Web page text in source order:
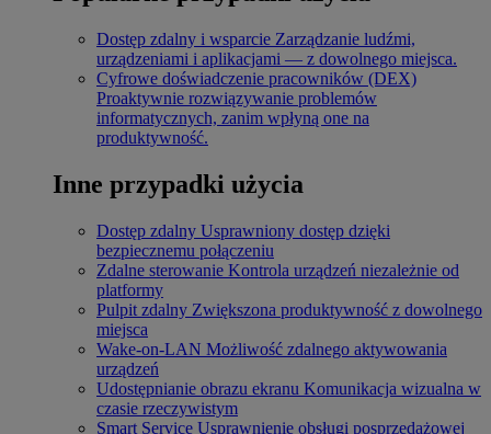
Dostęp zdalny i wsparcie Zarządzanie ludźmi,
urządzeniami i aplikacjami — z dowolnego miejsca.
Cyfrowe doświadczenie pracowników (DEX)
Proaktywnie rozwiązywanie problemów
informatycznych, zanim wpłyną one na
produktywność.
Inne przypadki użycia
Dostęp zdalny Usprawniony dostęp dzięki
bezpiecznemu połączeniu
Zdalne sterowanie Kontrola urządzeń niezależnie od
platformy
Pulpit zdalny Zwiększona produktywność z dowolnego
miejsca
Wake-on-LAN Możliwość zdalnego aktywowania
urządzeń
Udostępnianie obrazu ekranu Komunikacja wizualna w
czasie rzeczywistym
Smart Service Usprawnienie obsługi posprzedażowej